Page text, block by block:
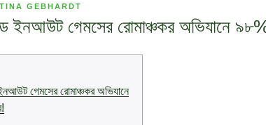
GEBHARDT
ইনআউট গেমসের রোমাঞ্চকর অভিযানে ৯৮%
গেমসের রোমাঞ্চকর অভিযানে